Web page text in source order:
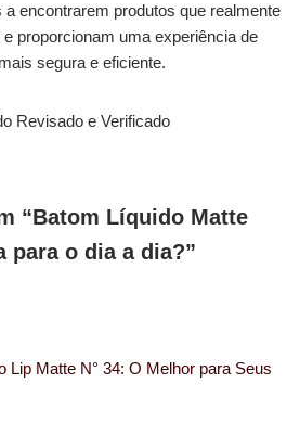
a encontrarem produtos que realmente
proporcionam uma experiência de
segura e eficiente.
Revisado e Verificado
“Batom Líquido Matte
para o dia a dia?”
Lip Matte N° 34: O Melhor para Seus